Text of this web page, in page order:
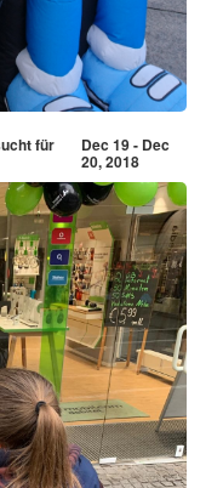
für Dec 19 - Dec
20, 2018